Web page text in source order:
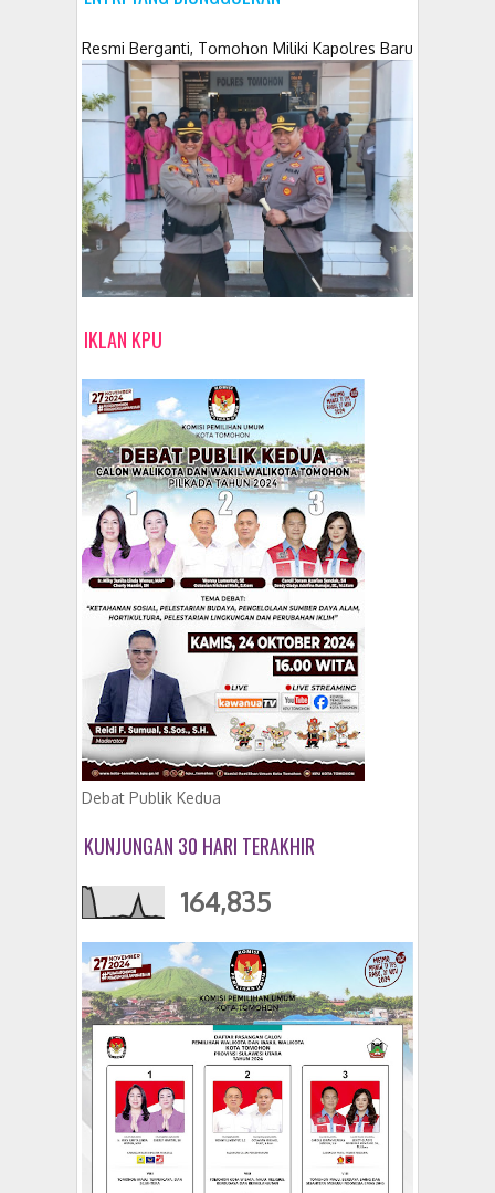
Resmi Berganti, Tomohon Miliki Kapolres Baru
IKLAN KPU
Debat Publik Kedua
KUNJUNGAN 30 HARI TERAKHIR
164,835